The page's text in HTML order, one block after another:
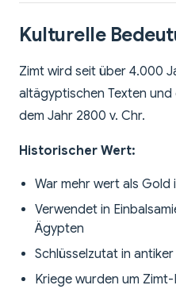
Kulturelle
Zimt wird seit über 4.000
altägyptischen Texten
dem Jahr 2800 v. Chr.
Historischer Wert:
War mehr wert als Gold
Verwendet in
Ägypten
Schlüsselzutat in
Kriege wurden um